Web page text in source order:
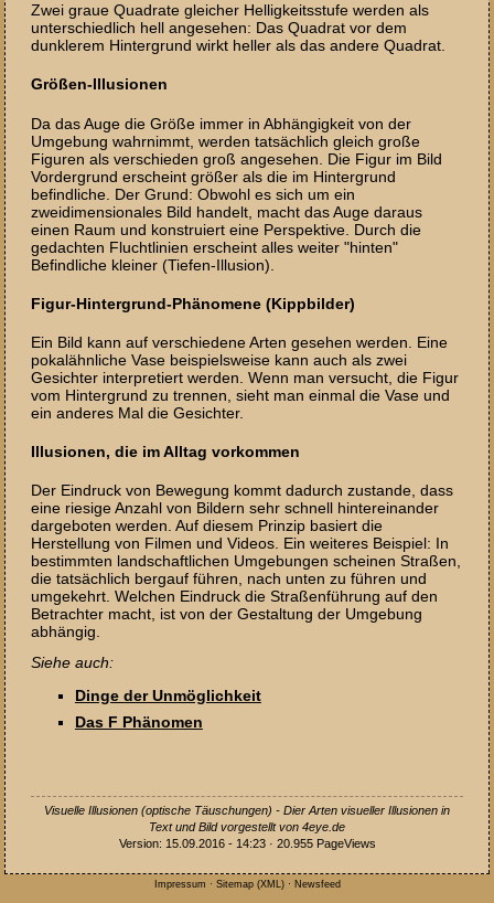
Zwei graue Quadrate gleicher Helligkeitsstufe werden als
unterschiedlich hell angesehen: Das Quadrat vor dem
dunklerem Hintergrund wirkt heller als das andere Quadrat.
Größen-Illusionen
Da das Auge die Größe immer in Abhängigkeit von der
Umgebung wahrnimmt, werden tatsächlich gleich große
Figuren als verschieden groß angesehen. Die Figur im Bild
Vordergrund erscheint größer als die im Hintergrund
befindliche. Der Grund: Obwohl es sich um ein
zweidimensionales Bild handelt, macht das Auge daraus
einen Raum und konstruiert eine Perspektive. Durch die
gedachten Fluchtlinien erscheint alles weiter "hinten"
Befindliche kleiner (Tiefen-Illusion).
Figur-Hintergrund-Phänomene (Kippbilder)
Ein Bild kann auf verschiedene Arten gesehen werden. Eine
pokalähnliche Vase beispielsweise kann auch als zwei
Gesichter interpretiert werden. Wenn man versucht, die Figur
vom Hintergrund zu trennen, sieht man einmal die Vase und
ein anderes Mal die Gesichter.
Illusionen, die im Alltag vorkommen
Der Eindruck von Bewegung kommt dadurch zustande, dass
eine riesige Anzahl von Bildern sehr schnell hintereinander
dargeboten werden. Auf diesem Prinzip basiert die
Herstellung von Filmen und Videos. Ein weiteres Beispiel: In
bestimmten landschaftlichen Umgebungen scheinen Straßen,
die tatsächlich bergauf führen, nach unten zu führen und
umgekehrt. Welchen Eindruck die Straßenführung auf den
Betrachter macht, ist von der Gestaltung der Umgebung
abhängig.
Siehe auch:
Dinge der Unmöglichkeit
Das F Phänomen
Visuelle Illusionen (optische Täuschungen) - Dier Arten visueller Illusionen in
Text und Bild vorgestellt von 4eye.de
Version: 15.09.2016 - 14:23 · 20.955 PageViews
Impressum · Sitemap(XML ) · Newsfeed